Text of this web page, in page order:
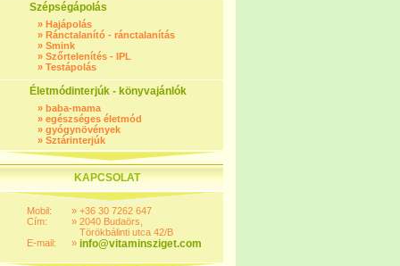
Szépségápolás
» Hajápolás
» Ránctalanító - ránctalanítás
» Smink
» Szőrtelenítés - IPL
» Testápolás
Életmódinterjúk - könyvajánlók
» baba-mama
» egészséges életmód
» gyógynövények
» Sztárinterjúk
KAPCSOLAT
Mobil:
Cím:
E-mail:
»
»
»
+36 30 7262 647
2040 Budaörs,
Törökbálinti utca 42/B
info@vitaminsziget.com